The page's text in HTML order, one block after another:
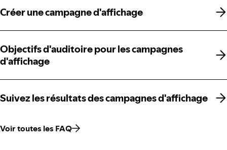
Créer une campagne d'affichage
Créer une campagne d'affichage
Objectifs d'auditoire pour les campagnes
d'affichage
Objectifs d'auditoire pour les campagnes
d'affichage
Suivez les résultats des campagnes d'affichage
Suivez les résultats des campagnes d'affichage
Voir toutes les FAQ